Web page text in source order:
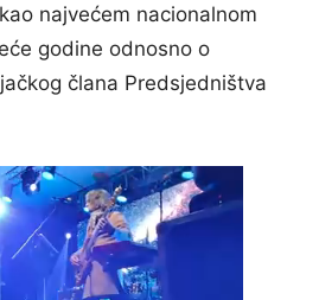
najvećem nacionalnom
godine odnosno o
člana Predsjedništva